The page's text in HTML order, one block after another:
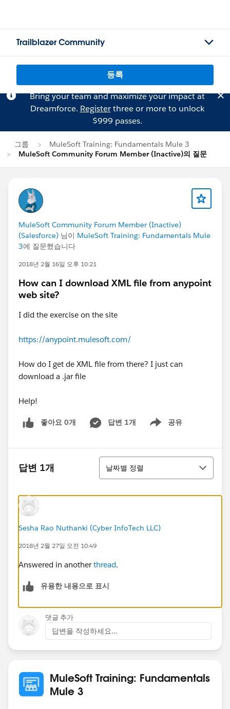
Trailblazer Community
등록
Bring your team and maximize your impact at
Dreamforce. Registerthree or more to unlock
$999 passes.
그룹
MuleSoft Training: Fundamentals Mule 3
MuleSoft Community Forum Member (Inactive)의 질문
MuleSoft Community Forum Member (Inactive)
(Salesforce) 님이 MuleSoft Training: Fundamentals Mule
3에 질문했습니다
2018년 2월 16일 오후 10:21
How can I download XML file from anypoint
web site?
I did the exercise on the site
https://anypoint.mulesoft.com/
How do I get de XML file from there? I just can
download a .jar file
Help!
좋아요 0개 답변 1개 공유
Show menu
답변 1개
정렬
날짜별 정렬
Sesha Rao Nuthanki (Cyber InfoTech LLC)
2018년 2월 27일 오전 10:49
Answered in anotherthread.
유용한 내용으로 표시
댓글 추가
답변을 작성하세요...
MuleSoft Training: Fundamentals
Mule 3